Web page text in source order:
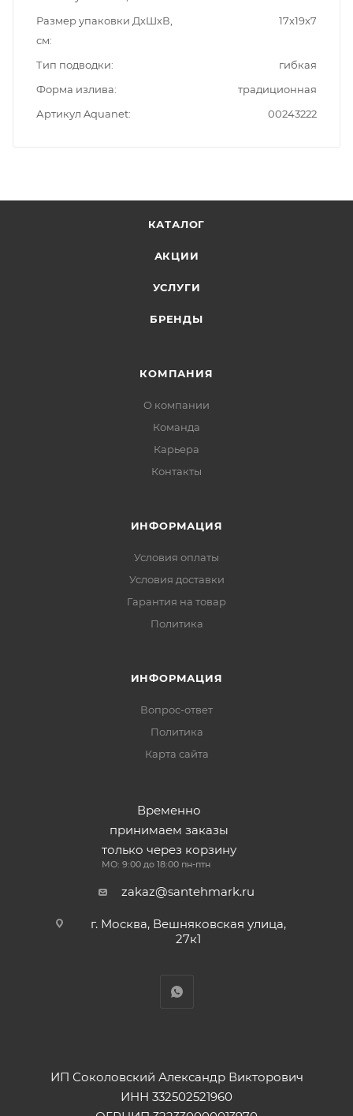
Размер упаковки ДxШxВ,
см
17x19x7
Тип подводки
гибкая
Форма излива
традиционная
Артикул Aquanet
00243222
КАТАЛОГ
АКЦИИ
УСЛУГИ
БРЕНДЫ
КОМПАНИЯ
О компании
Команда
Карьера
Контакты
ИНФОРМАЦИЯ
Условия оплаты
Условия доставки
Гарантия на товар
Политика
ИНФОРМАЦИЯ
Вопрос-ответ
Политика
Карта сайта
Временно
принимаем заказы
только через корзину
МО: 9:00 до 18:00 пн-птн
zakaz@santehmark.ru
г. Москва, Вешняковская улица,
27к1
ИП Соколовский Александр Викторович
ИНН 332502521960